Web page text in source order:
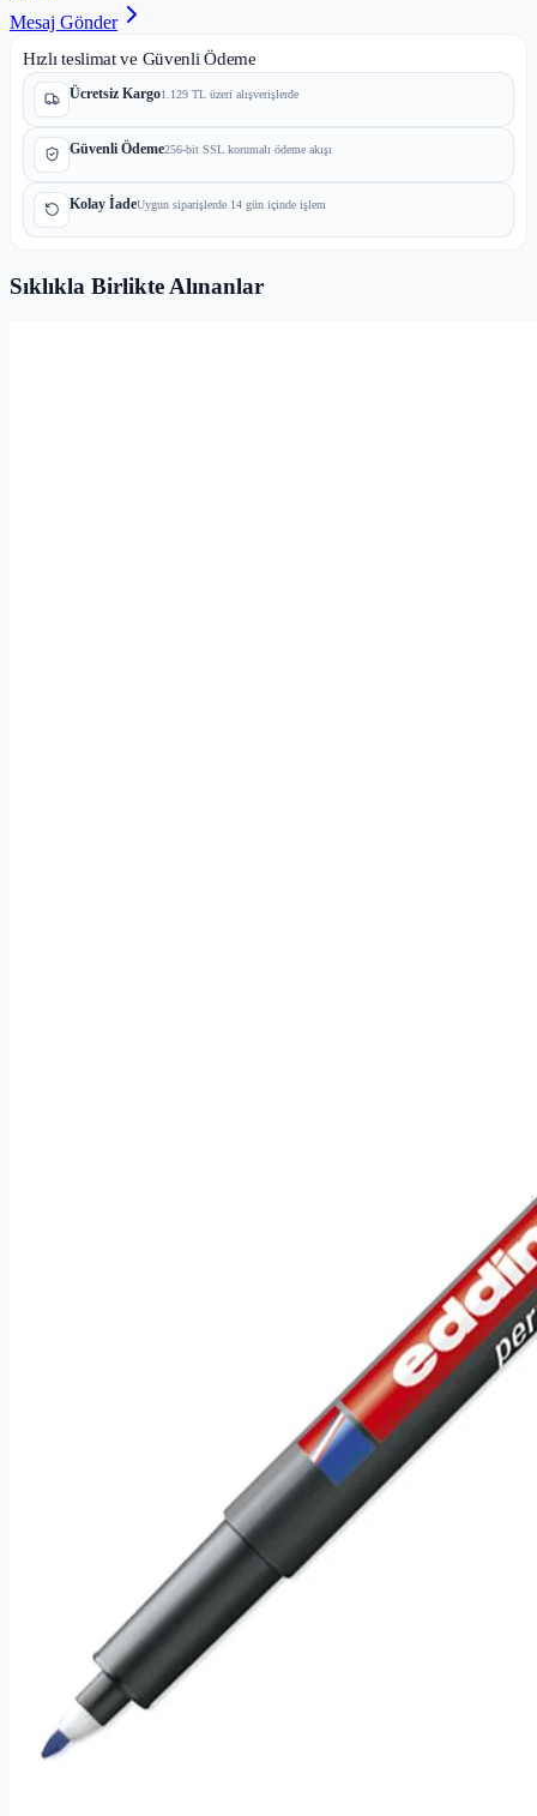
Mesaj Gönder
Hızlı teslimat ve Güvenli Ödeme
Ücretsiz Kargo1.129 TL üzeri alışverişlerde
Güvenli Ödeme256-bit SSL korumalı ödeme akışı
Kolay İadeUygun siparişlerde 14 gün içinde işlem
Sıklıkla Birlikte Alınanlar